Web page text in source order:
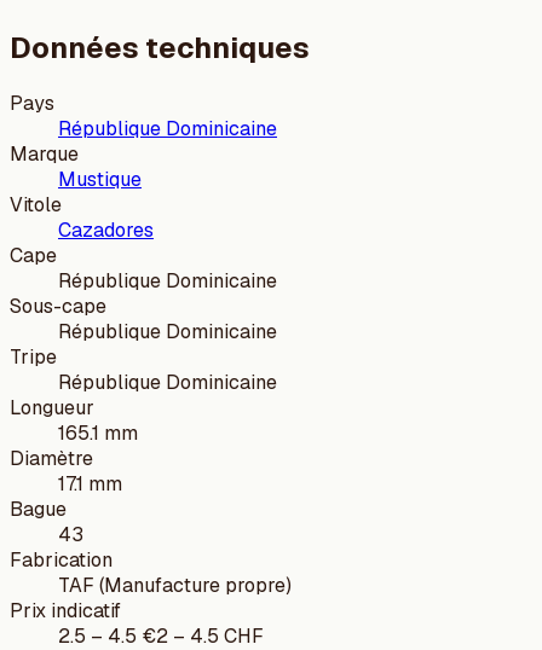
Données techniques
Pays
République Dominicaine
Marque
Mustique
Vitole
Cazadores
Cape
République Dominicaine
Sous-cape
République Dominicaine
Tripe
République Dominicaine
Longueur
165.1 mm
Diamètre
17.1 mm
Bague
43
Fabrication
TAF (Manufacture propre)
Prix indicatif
2.5 – 4.5 €2 – 4.5 CHF